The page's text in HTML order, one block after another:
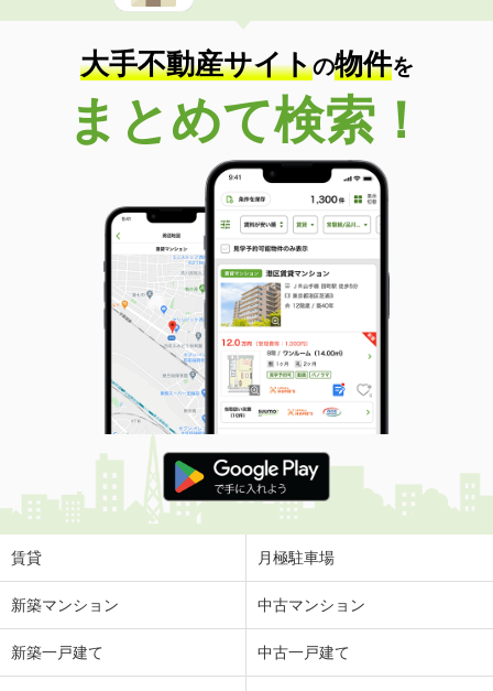
大手不動産サイトの物件を
まとめて検索！
賃貸 月極駐車場
新築マンション 中古マンション
新築一戸建て 中古一戸建て